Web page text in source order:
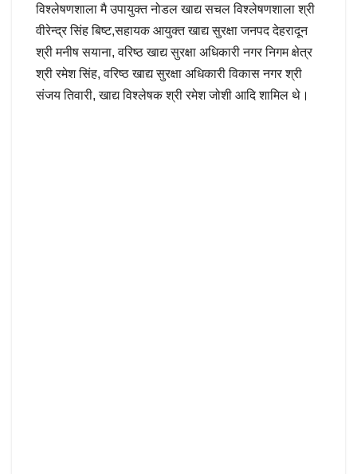
विश्लेषणशाला मै उपायुक्त नोडल खाद्य सचल विश्लेषणशाला श्री
वीरेन्द्र सिंह बिष्ट,सहायक आयुक्त खाद्य सुरक्षा जनपद देहरादून
श्री मनीष सयाना, वरिष्ठ खाद्य सुरक्षा अधिकारी नगर निगम क्षेत्र
श्री रमेश सिंह, वरिष्ठ खाद्य सुरक्षा अधिकारी विकास नगर श्री
संजय तिवारी, खाद्य विश्लेषक श्री रमेश जोशी आदि शामिल थे।